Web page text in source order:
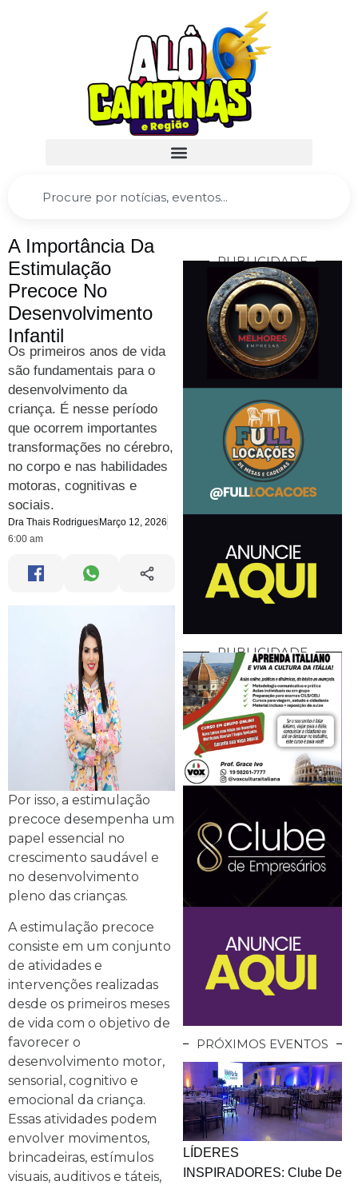
A Importância Da
Estimulação
Precoce No
Desenvolvimento
Infantil
Os primeiros anos de vida
são fundamentais para o
desenvolvimento da
criança. É nesse período
que ocorrem importantes
transformações no cérebro,
no corpo e nas habilidades
motoras, cognitivas e
sociais.
Dra Thais Rodrigues Março 12, 2026
6:00 am
Por isso, a estimulação
precoce desempenha um
papel essencial no
crescimento saudável e
no desenvolvimento
pleno das crianças.
A estimulação precoce
consiste em um conjunto
de atividades e
intervenções realizadas
desde os primeiros meses
de vida com o objetivo de
favorecer o
desenvolvimento motor,
sensorial, cognitivo e
emocional da criança.
Essas atividades podem
envolver movimentos,
brincadeiras, estímulos
visuais, auditivos e táteis,
PUBLICIDADE
PUBLICIDADE
PRÓXIMOS EVENTOS
LÍDERES
INSPIRADORES: Clube De